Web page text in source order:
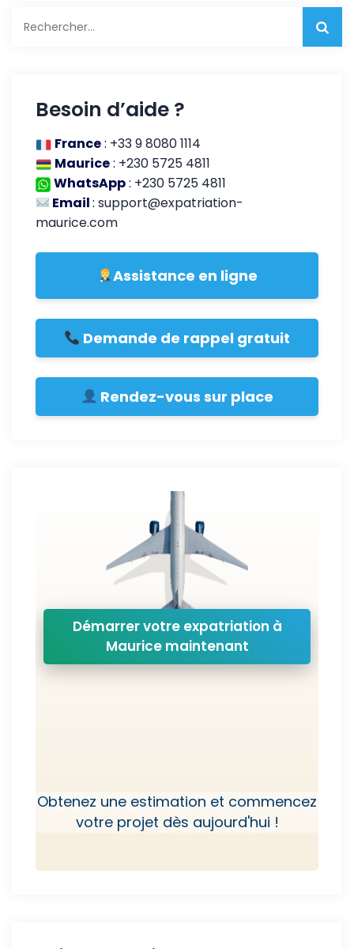
Besoin d’aide ?
France: +33 9 8080 1114
Maurice: +230 5725 4811
WhatsApp: +230 5725 4811
Email:support@expatriation-
maurice.com
Assistance en ligne
Demande de rappel gratuit
Rendez-vous sur place
Démarrer votre expatriation à
Maurice maintenant
Obtenez une estimation et commencez
votre projet dès aujourd'hui !